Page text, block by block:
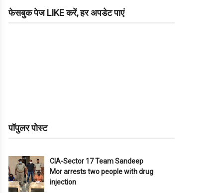
फेसबुक पेज LIKE करें, हर अपडेट पाएं
पॉपुलर पोस्ट
CIA-Sector 17 Team Sandeep
Mor arrests two people with drug
injection